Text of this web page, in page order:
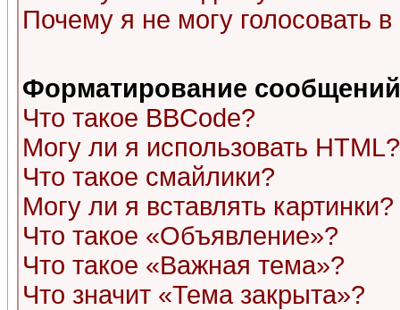
Почему я не могу голосовать
Форматирование
Что такое BBCode?
Могу ли я использовать HTML?
Что такое смайлики?
Могу ли я вставлять картинки?
Что такое «Объявление»?
Что такое «Важная тема»?
Что значит «Тема закрыта»?